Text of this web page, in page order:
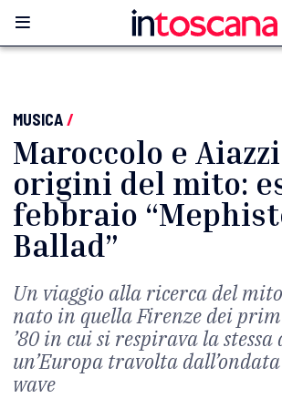
MUSICA/
Maroccolo e
origini del mito:
febbraio
Ballad”
Un viaggio alla ricerca del
nato in quella Firenze dei
’80 in cui si respirava la
un’Europa travolta
wave